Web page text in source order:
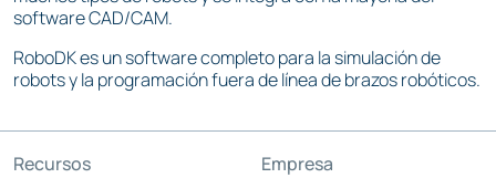
software CAD/CAM.
RoboDK es un software completo para la simulación de
robots y la programación fuera de línea de brazos robóticos.
Recursos
Empresa